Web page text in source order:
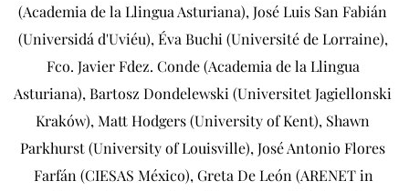
(Academia de la Llingua Asturiana), José Luis San Fabián
(Universidá d'Uviéu), Éva Buchi (Université de Lorraine),
Fco. Javier Fdez. Conde (Academia de la Llingua
Asturiana), Bartosz Dondelewski (Universitet Jagiellonski
Kraków), Matt Hodgers (University of Kent), Shawn
Parkhurst (University of Louisville), José Antonio Flores
Farfán (CIESAS México), Greta De León (ARENET in